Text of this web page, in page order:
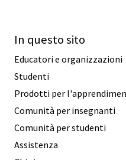
In questo sito
Educatori e organizzazioni
Studenti
Prodotti per
Comunità per insegnanti
Comunità per studenti
Assistenza